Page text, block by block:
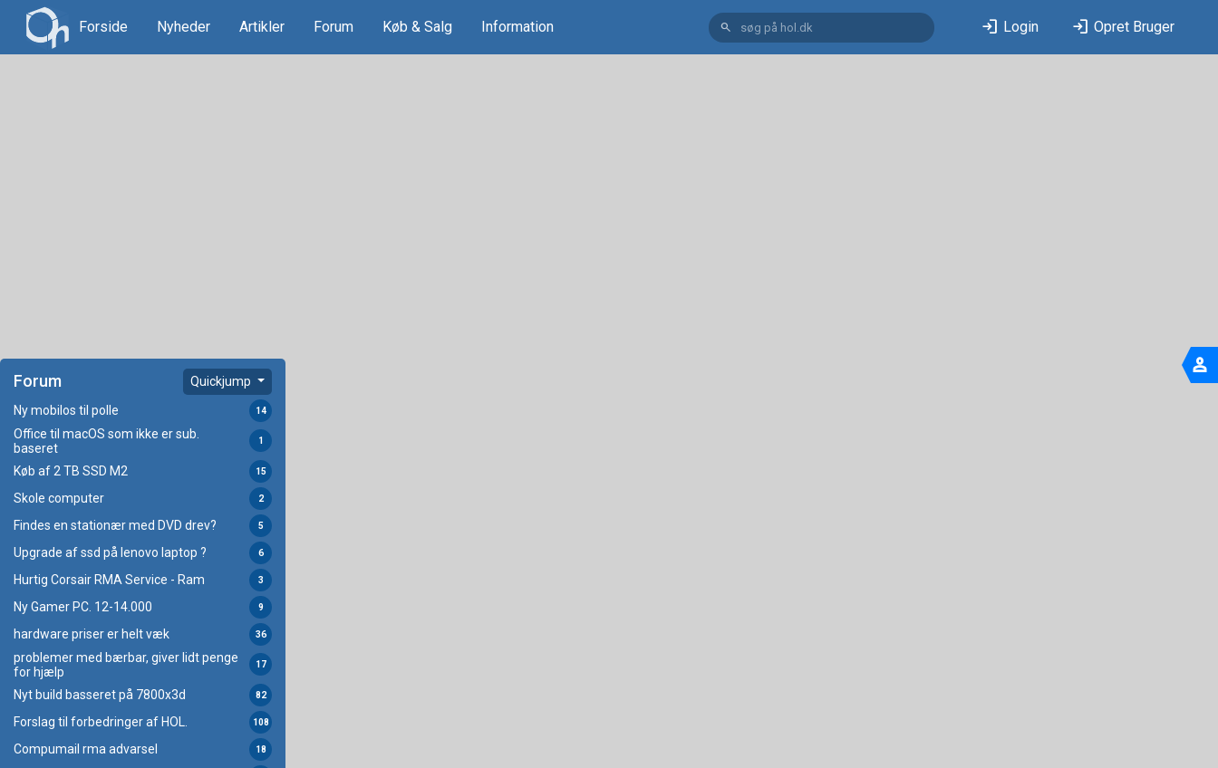
Forside Nyheder Artikler Forum Køb & Salg Information search login Login login Opret Bruger
Forum Quickjump
Ny mobilos til polle 14
Office til macOS som ikke er sub.
baseret
1
Køb af 2 TB SSD M2 15
Skole computer 2
Findes en stationær med DVD drev? 5
Upgrade af ssd på lenovo laptop ? 6
Hurtig Corsair RMA Service - Ram 3
Ny Gamer PC. 12-14.000 9
hardware priser er helt væk 36
problemer med bærbar, giver lidt penge
for hjælp
17
Nyt build basseret på 7800x3d 82
Forslag til forbedringer af HOL. 108
Compumail rma advarsel 18
person